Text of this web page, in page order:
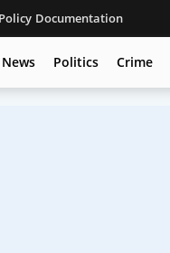
Documentation
Politics Crime